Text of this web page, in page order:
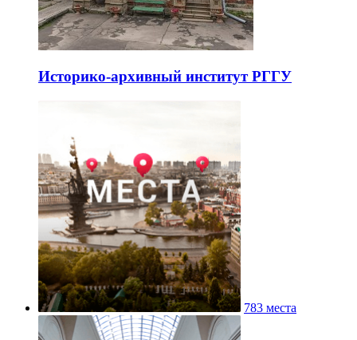
Историко-архивный институт РГГУ
783 места